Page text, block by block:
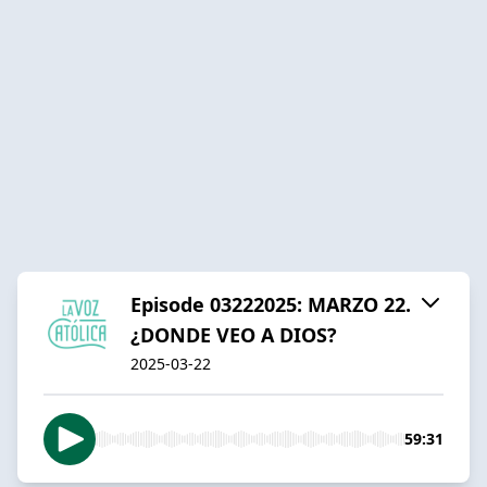
Episode 03222025: MARZO 22.
¿DONDE VEO A DIOS?
2025-03-22
59:31